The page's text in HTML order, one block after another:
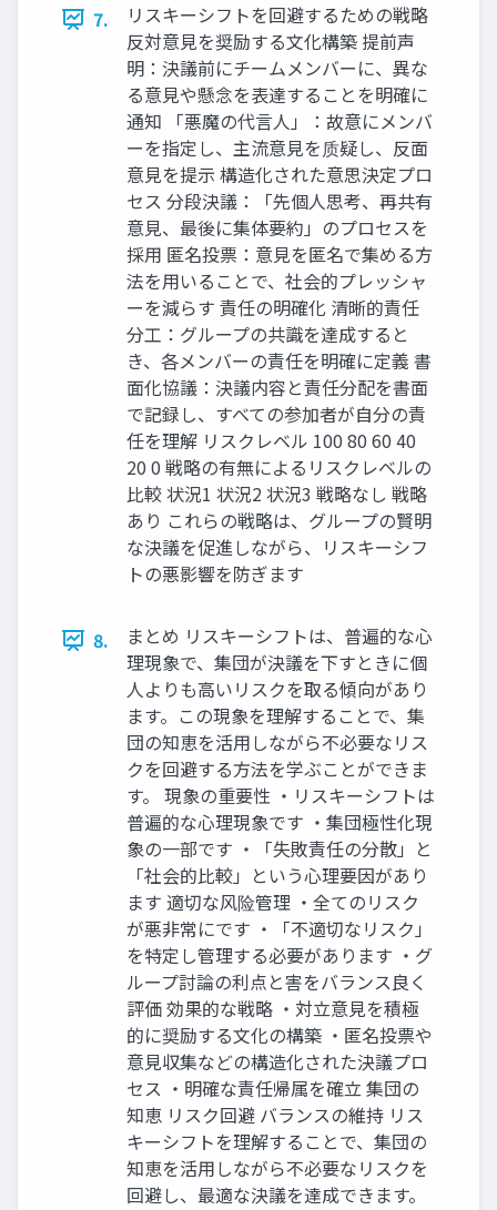
7.
リスキーシフトを回避するための戦略
反対意見を奨励する文化構築 提前声
明：決議前にチームメンバーに、異な
る意見や懸念を表達することを明確に
通知 「悪魔の代言人」：故意にメンバ
ーを指定し、主流意見を质疑し、反面
意見を提示 構造化された意思決定プロ
セス 分段決議：「先個人思考、再共有
意見、最後に集体要約」のプロセスを
採用 匿名投票：意見を匿名で集める方
法を用いることで、社会的プレッシャ
ーを減らす 責任の明確化 清晰的責任
分工：グループの共識を達成すると
き、各メンバーの責任を明確に定義 書
面化協議：決議内容と責任分配を書面
で記録し、すべての参加者が自分の責
任を理解 リスクレベル 100 80 60 40
20 0 戦略の有無によるリスクレベルの
比較 状況1 状況2 状況3 戦略なし 戦略
あり これらの戦略は、グループの賢明
な決議を促進しながら、リスキーシフ
トの悪影響を防ぎます
8.
まとめ リスキーシフトは、普遍的な心
理現象で、集団が決議を下すときに個
人よりも高いリスクを取る傾向があり
ます。この現象を理解することで、集
団の知恵を活用しながら不必要なリス
クを回避する方法を学ぶことができま
す。 現象の重要性 ・リスキーシフトは
普遍的な心理現象です ・集団極性化現
象の一部です ・「失敗責任の分散」と
「社会的比較」という心理要因があり
ます 適切な风险管理 ・全てのリスク
が悪非常にです ・「不適切なリスク」
を特定し管理する必要があります ・グ
ループ討論の利点と害をバランス良く
評価 効果的な戦略 ・対立意見を積極
的に奨励する文化の構築 ・匿名投票や
意見収集などの構造化された決議プロ
セス ・明確な責任帰属を確立 集団の
知恵 リスク回避 バランスの維持 リス
キーシフトを理解することで、集団の
知恵を活用しながら不必要なリスクを
回避し、最適な決議を達成できます。